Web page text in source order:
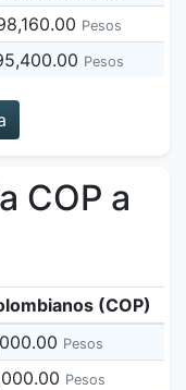
Pesos
Pesos
COP a
(COP)
Pesos
Pesos